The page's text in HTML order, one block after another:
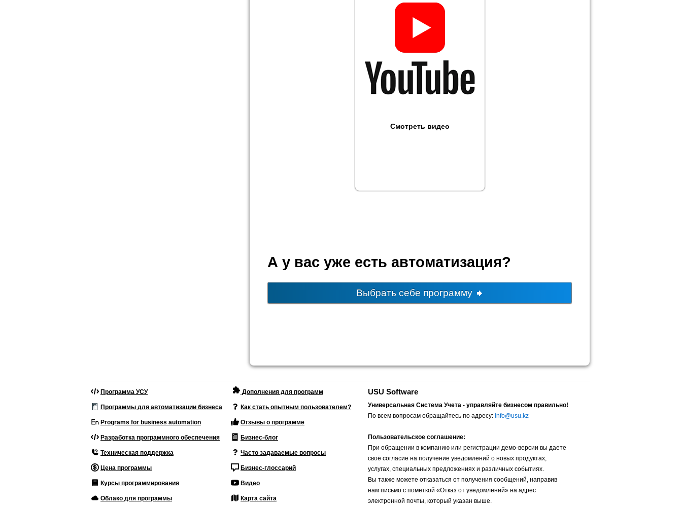
Смотреть видео
А у вас уже есть автоматизация?
Выбрать себе программу
Программа УСУ
Программы для автоматизации бизнеса
Programs for business automation
Разработка программного обеспечения
Техническая поддержка
Цена программы
Курсы программирования
Облако для программы
Дополнения для программ
Как стать опытным пользователем?
Отзывы о программе
Бизнес-блог
Часто задаваемые вопросы
Бизнес-глоссарий
Видео
Карта сайта
USU Software
Универсальная Система Учета - управляйте бизнесом правильно!
По всем вопросам обращайтесь по адресу: info@usu.kz
Пользовательское соглашение:
При обращении в компанию или регистрации демо-версии вы даете
своё согласие на получение уведомлений о новых продуктах,
услугах, специальных предложениях и различных событиях.
Вы также можете отказаться от получения сообщений, направив
нам письмо с пометкой «Отказ от уведомлений» на адрес
электронной почты, который указан выше.